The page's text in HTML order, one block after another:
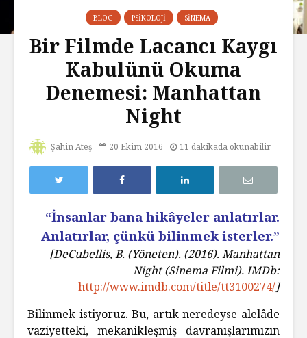
BLOG PSIKOLOJI SINEMA
Bir Filmde Lacancı Kaygı
Kabulünü Okuma
Denemesi: Manhattan
Night
Şahin Ateş 20 Ekim 2016 11 dakikada okunabilir
“İnsanlar bana hikâyeler anlatırlar.
Anlatırlar, çünkü bilinmek isterler.”
[DeCubellis, B. (Yöneten). (2016).Manhattan
Night(Sinema Filmi). IMDb:
http://www.imdb.com/title/tt3100274/]
Bilinmek istiyoruz. Bu, artık neredeyse alelâde
vaziyetteki, mekanikleşmiş davranışlarımızın